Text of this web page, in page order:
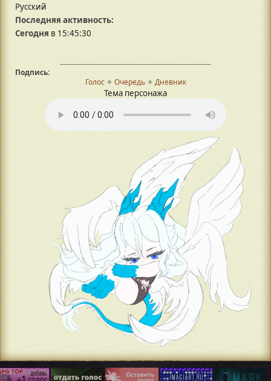
Русский
Последняя активность:
Сегодня в 15:45:30
Подпись:
Голос✧ Очередь✧ Дневник